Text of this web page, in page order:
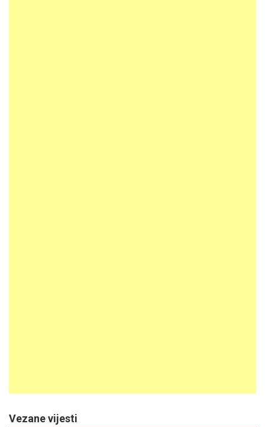
Vezane vijesti